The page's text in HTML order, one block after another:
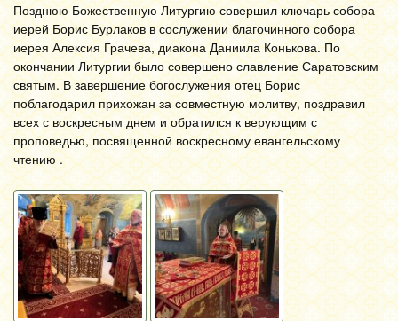
Позднюю Божественную Литургию совершил ключарь собора
иерей Борис Бурлаков в сослужении благочинного собора
иерея Алексия Грачева, диакона Даниила Конькова. По
окончании Литургии было совершено славление Саратовским
святым. В завершение богослужения отец Борис
поблагодарил прихожан за совместную молитву, поздравил
всех с воскресным днем и обратился к верующим с
проповедью, посвященной воскресному евангельскому
чтению .